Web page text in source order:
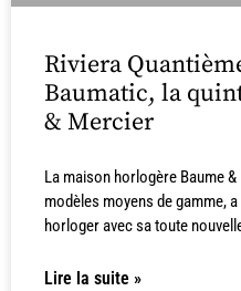
Riviera
Baumatic, la
& Mercier
La maison horlogère Baume
modèles moyens de gamme,
horloger avec sa toute
Lire la suite »